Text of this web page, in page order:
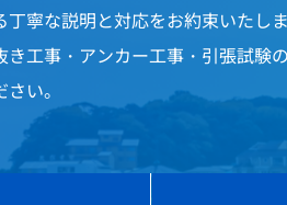
寧な説明と対応をお約束いたしま
き工事・アンカー工事・引張試験
い。